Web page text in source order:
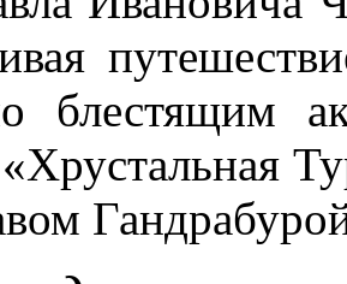
блестящим